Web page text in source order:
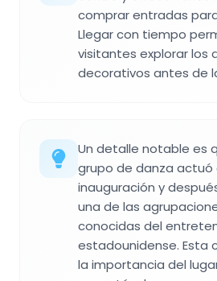
comprar entradas
Llegar con tiempo
visitantes explorar los
decorativos antes de
Un detalle notable es
grupo de danza actuó
inauguración y
una de las
conocidas del
estadounidense. Esta
la importancia del